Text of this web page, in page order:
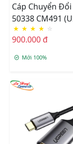
Cáp Chuyển
50338 CM491
Sang HDMI,
60Hz)
★ ★ ★ ★ ☆
900.000 đ
Mới 100%